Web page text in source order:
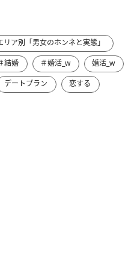
ア別「男女のホンネと実態」
結婚 ＃婚活_w
婚活_w
デートプラン
恋する